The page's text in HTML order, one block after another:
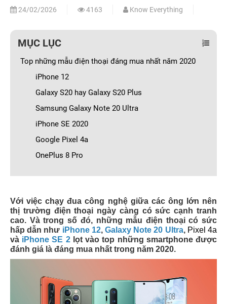
24/02/2026 4163 Know Everything
MỤC LỤC
Top những mẫu điện thoại đáng mua nhất năm 2020
iPhone 12
Galaxy S20 hay Galaxy S20 Plus
Samsung Galaxy Note 20 Ultra
iPhone SE 2020
Google Pixel 4a
OnePlus 8 Pro
Với việc chạy đua công nghệ giữa các ông lớn nên
thị trường điện thoại ngày càng có sức cạnh tranh
cao. Và trong số đó, những mẫu điện thoại có sức
hấp dẫn như iPhone 12,Galaxy Note 20 Ultra, Pixel 4a
và iPhone SE 2lọt vào top những smartphone được
đánh giá là đáng mua nhất trong năm 2020.